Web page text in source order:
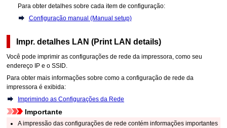
Para obter detalhes sobre cada item de configuração:
Configuração manual (Manual setup)
Impr. detalhes LAN (Print LAN details)
Você pode imprimir as configurações de rede daimpressora , como seu
endereço IP e o SSID.
Para obter mais informações sobre como a configuração de rede da
impressora é exibida:
Imprimindo as Configurações da Rede
Importante
A impressão das configurações de rede contém informações importantes